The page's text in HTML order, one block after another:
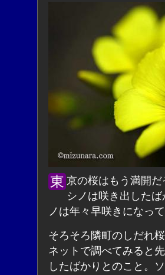
東京の桜はもう満開だそうですがこの辺のソメイヨ
シノは咲き出した
ノは年々早咲きになっ
そろそろ隣町のしだれ
ネットで調べてみると
したばかりとのこと。